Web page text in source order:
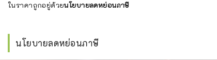
ในราคาถูกอยู่ด้วยนโยบายลดหย่อนภาษี
นโยบายลดหย่อนภาษี